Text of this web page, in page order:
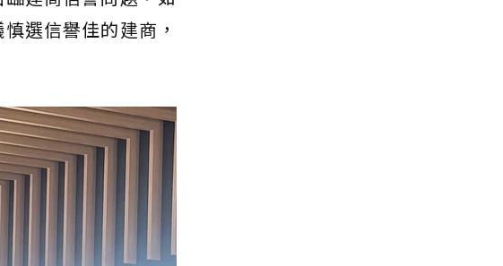
選信譽佳的建商，